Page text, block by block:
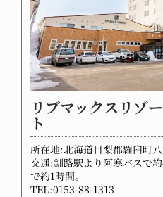
リブマックスリゾ
ト
所在地:北海道目梨郡羅臼町
交通:釧路駅より阿寒バスで
で約1時間。
TEL:0153-88-1313